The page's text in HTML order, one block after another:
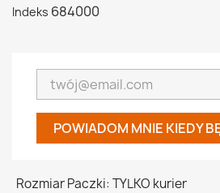
Indeks 684000
POWIADOM MNIE KIEDY
Rozmiar Paczki: TYLKO kurier